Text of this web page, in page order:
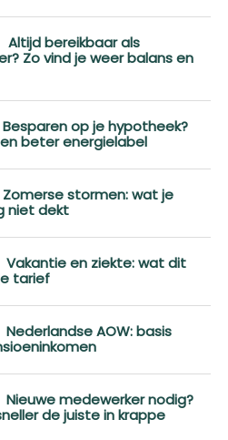
Altijd bereikbaar als
Zo vind je weer balans en
Besparen op je hypotheek?
beter energielabel
Zomerse stormen: wat je
niet dekt
Vakantie en ziekte: wat dit
tarief
Nederlandse AOW: basis
Nieuwe medewerker nodig?
de juiste in krappe